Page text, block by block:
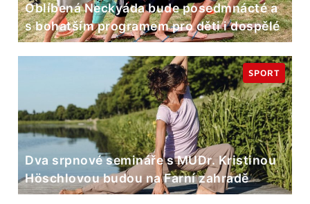
Oblíbená Neckyáda bude posedmnácté a
s bohatším programem pro děti i dospělé
Dva srpnové semináře s MUDr. Kristinou
Höschlovou budou na Farní zahradě
SPORT